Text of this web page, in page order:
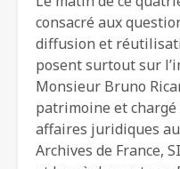
consacré aux
diffusion et
posent surtout sur
Monsieur Bruno
patrimoine et
affaires juridiques
Archives de France,